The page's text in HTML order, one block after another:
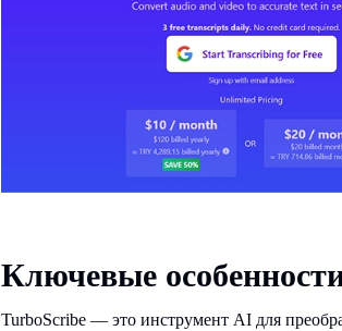
Ключевые
TurboScribe — это инструмент AI для